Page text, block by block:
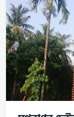
শ্রীধাম অঙ্গনে
গোয়ালচামট শ্রী অঙ্গনে ২৪
নাম কীর্তনসহ